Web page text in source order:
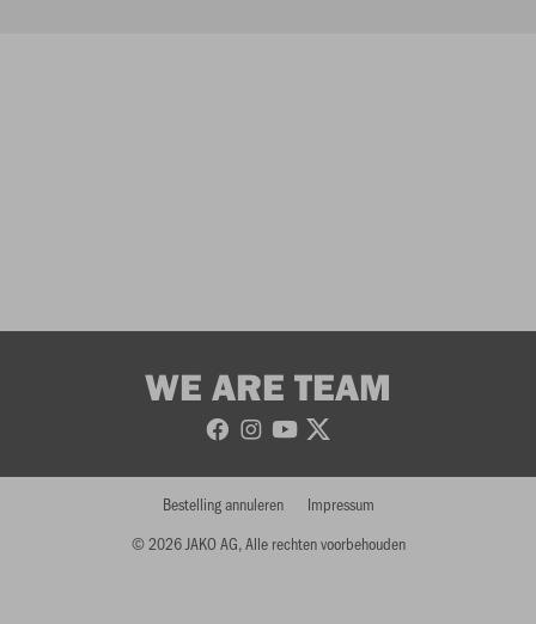
WE ARE TEAM
© 2026 JAKO AG, Alle rechten voorbehouden
Bestelling annuleren Impressum